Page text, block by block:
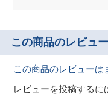
この商品のレビュー
この商品のレビューは
レビューを投稿するに